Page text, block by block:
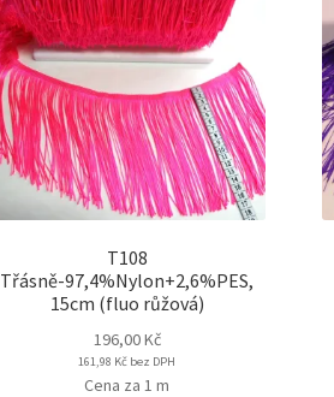
T108
Třásně-97,4%Nylon+2,6%PES,
15cm (fluo růžová)
196,00Kč
161,98 Kč bez DPH
Cena za 1 m